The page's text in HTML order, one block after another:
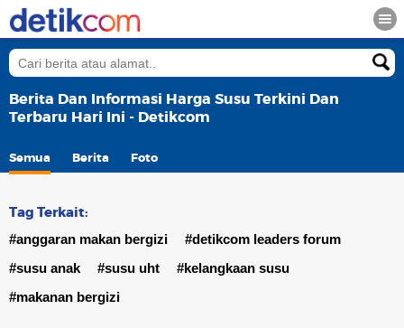
Berita Dan Informasi Harga Susu Terkini Dan
Terbaru Hari Ini - Detikcom
Semua Berita Foto
Tag Terkait:
#anggaran makan bergizi
#detikcom leaders forum
#susu anak
#susu uht
#kelangkaan susu
#makanan bergizi